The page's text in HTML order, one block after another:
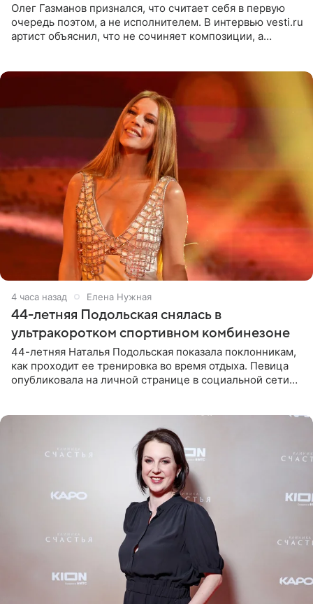
Олег Газманов признался, что считает себя в первую
очередь поэтом, а не исполнителем. В интервью vesti.ru
артист объяснил, что не сочиняет композиции, а
4 часа назад Елена Нужная
44-летняя Подольская снялась в
ультракоротком спортивном комбинезоне
44-летняя Наталья Подольская показала поклонникам,
как проходит ее тренировка во время отдыха. Певица
опубликовала на личной странице в социальной сети